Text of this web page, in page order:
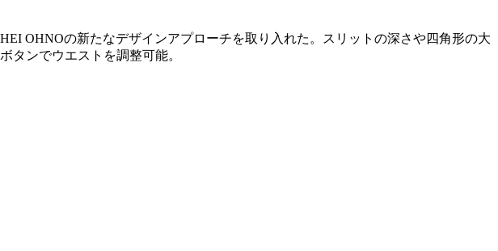
OHNOの新たなデザインアプローチを取り入れた。スリットの深さや四角形の大
タンでウエストを調整可能。